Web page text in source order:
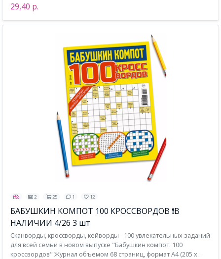
29,40 р.
2 25 1 12
БАБУШКИН КОМПОТ 100 КРОССВОРДОВ ❗В
НАЛИЧИИ 4/26 3 шт
Сканворды, кроссворды, кейворды - 100 увлекательных заданий
для всей семьи в новом выпуске "Бабушкин компот. 100
кроссвордов" Журнал объемом 68 страниц, формат А4 (205 х